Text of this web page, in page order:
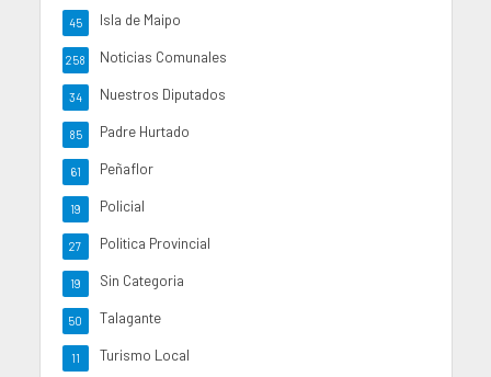
Isla de Maipo
45
Noticias Comunales
258
Nuestros Diputados
34
Padre Hurtado
85
Peñaflor
61
Policial
19
Politica Provincial
27
Sin Categoria
19
Talagante
50
Turismo Local
11